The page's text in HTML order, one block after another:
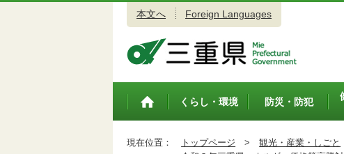
本文へ Foreign Languages
トップペ
くらし・環境 防災・防犯
現在位置： トップページ > 観光・産業・しごと